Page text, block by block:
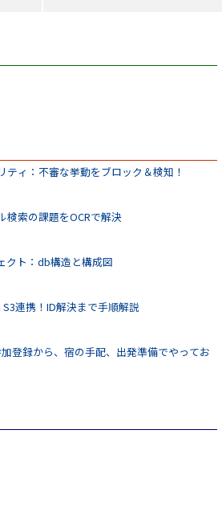
ィ：不審な挙動をブロック＆検知！
索の課題をOCRで解決
ト：db構造と構成図
連携！ID解決まで手順解説
登録から、宿の手配、出発準備でやってお